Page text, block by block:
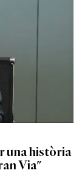
una història
Via"